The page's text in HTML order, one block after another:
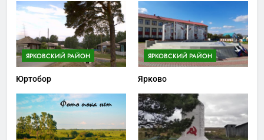
ЯРКОВСКИЙ РАЙОН
Юртобор
ЯРКОВСКИЙ РАЙОН
Ярково